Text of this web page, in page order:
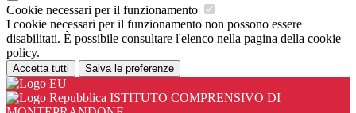
Cookie necessari per il funzionamento
I cookie necessari per il funzionamento non possono essere
disabilitati. È possibile consultare l'elenco nella pagina della cookie
policy.
Accetta tutti Salva le preferenze
ISTITUTO COMPRENSIVO DI